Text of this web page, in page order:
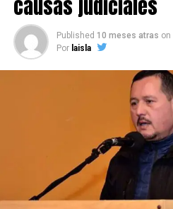
causas judiciales
Published 10 meses atras on
Por laisla